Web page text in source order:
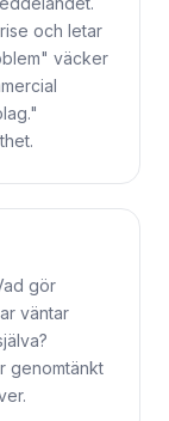
och letar
väcker
gör
väntar
genomtänkt